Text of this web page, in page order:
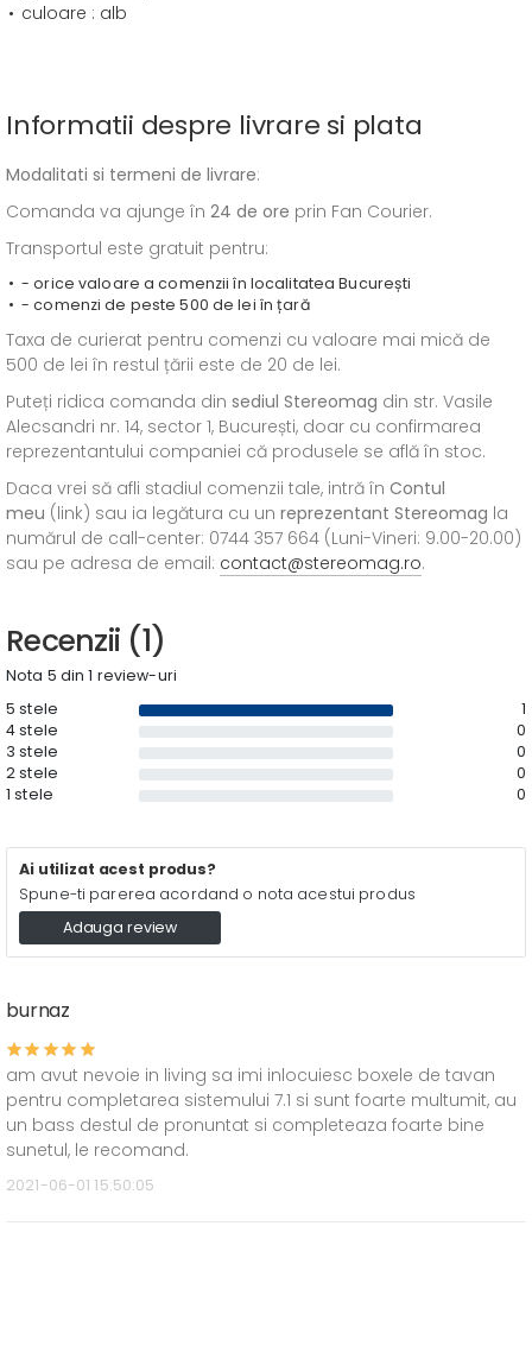
culoare : alb
Informatii despre livrare si plata
Modalitati si termeni de livrare:
Comanda va ajunge în 24 de ore prin Fan Courier.
Transportul este gratuit pentru:
- orice valoare a comenzii în localitatea București
- comenzi de peste 500 de lei în țară
Taxa de curierat pentru comenzi cu valoare mai mică de
500 de lei în restul țării este de 20 de lei.
Puteți ridica comanda din sediul Stereomag din str. Vasile
Alecsandri nr. 14, sector 1, București, doar cu confirmarea
reprezentantului companiei că produsele se află în stoc.
Daca vrei să afli stadiul comenzii tale, intră în Contul
meu (link) sau ia legătura cu un reprezentant Stereomag la
numărul de call-center: 0744 357 664 (Luni-Vineri: 9.00-20.00)
sau pe adresa de email: contact@stereomag.ro.
Recenzii (1)
Nota 5 din 1 review-uri
5 stele
1
4 stele
0
3 stele
0
2 stele
0
1 stele
0
Ai utilizat acest produs?
Spune-ti parerea acordand o nota acestui produs
Adauga review
burnaz
am avut nevoie in living sa imi inlocuiesc boxele de tavan
pentru completarea sistemului 7.1 si sunt foarte multumit, au
un bass destul de pronuntat si completeaza foarte bine
sunetul, le recomand.
2021-06-01 15:50:05